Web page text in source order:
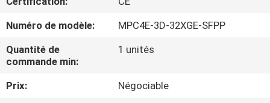
PROPOS
DE
NOUS
VISITE
Numéro de modèle:
MPC4E-3D-32XGE-SFPP
Quantité de
commande min:
1 unités
Prix:
Négociable